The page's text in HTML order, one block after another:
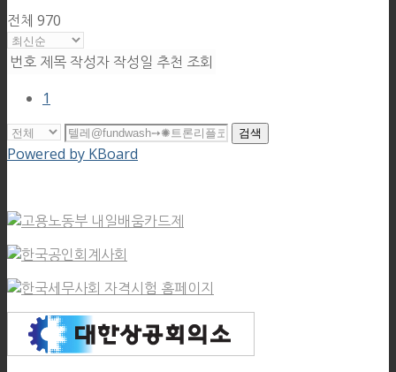
전체 970
번호 제목 작성자 작성일 추천 조회
1
검색
Powered by KBoard